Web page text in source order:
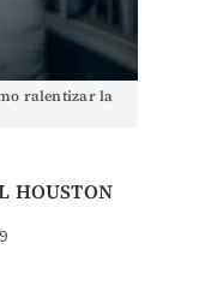
ralentizar la
HOUSTON